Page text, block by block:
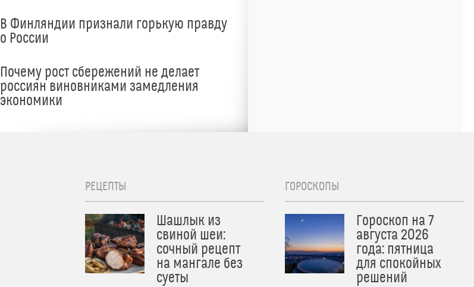
В Финляндии признали горькую правду
о России
Почему рост сбережений не делает
россиян виновниками замедления
экономики
РЕЦЕПТЫ
Шашлык из
свиной шеи:
сочный рецепт
на мангале без
суеты
ГОРОСКОПЫ
Гороскоп на 7
августа 2026
года: пятница
для спокойных
решений